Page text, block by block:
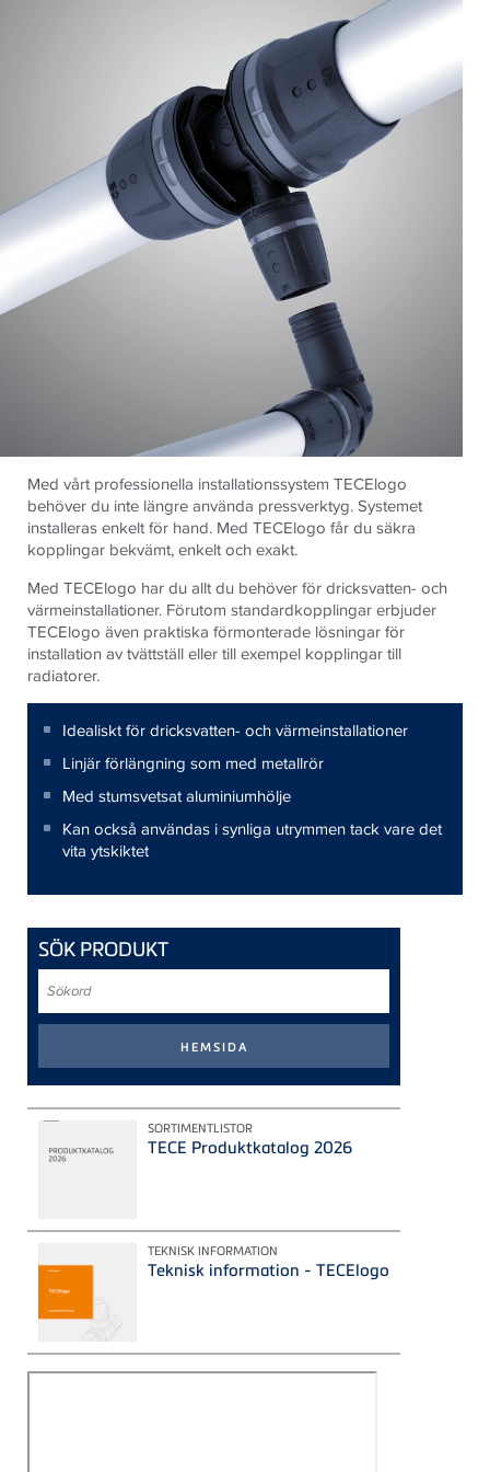
Med vårt professionella installationssystem TECElogo
behöver du inte längre använda pressverktyg. Systemet
installeras enkelt för hand. Med TECElogo får du säkra
kopplingar bekvämt, enkelt och exakt.
Med TECElogo har du allt du behöver för dricksvatten- och
värmeinstallationer. Förutom standardkopplingar erbjuder
TECElogo även praktiska förmonterade lösningar för
installation av tvättställ eller till exempel kopplingar till
radiatorer.
Idealiskt för dricksvatten- och värmeinstallationer
Linjär förlängning som med metallrör
Med stumsvetsat aluminiumhölje
Kan också användas i synliga utrymmen tack vare det
vita ytskiktet
SÖK PRODUKT
SORTIMENTLISTOR
TECE Produktkatalog 2026
TEKNISK INFORMATION
Teknisk information - TECElogo